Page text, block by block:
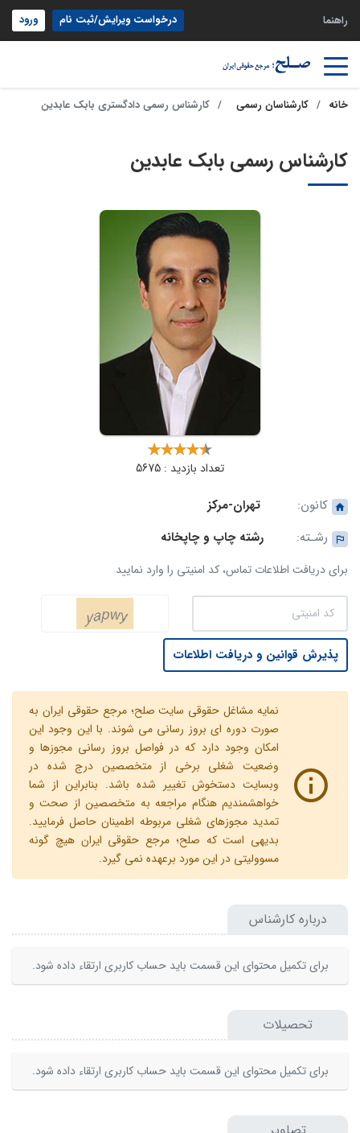
راهنما درخواست ویرایش/ثبت نام ورود
خانه کارشناسان رسمی کارشناس رسمی دادگستری بابک عابدین
کارشناس رسمی بابک عابدین
تعداد بازدید : 5675
کانون:
تهران-مرکز
رشـته:
رشته چاپ و چاپخانه
برای دریافت اطلاعات تماس، کد امنیتی را وارد نمایید
پذیرش قوانین و دریافت اطلاعات
نمایه مشاغل حقوقی سایت صلح؛ مرجع حقوقی ایران به
صورت دوره ای بروز رسانی می شوند. با این وجود این
امکان وجود دارد که در فواصل بروز رسانی مجوزها و
وضعیت شغلی برخی از متخصصین درج شده در
وبسایت دستخوش تغییر شده باشد. بنابراین از شما
خواهشمندیم هنگام مراجعه به متخصصین از صحت و
تمدید مجوزهای شغلی مربوطه اطمینان حاصل فرمایید.
بدیهی است که صلح؛ مرجع حقوقی ایران هیچ گونه
مسوولیتی در این مورد برعهده نمی گیرد.
درباره کارشناس
برای تکمیل محتوای این قسمت باید حساب کاربری ارتقاء داده شود.
تحصیلات
برای تکمیل محتوای این قسمت باید حساب کاربری ارتقاء داده شود.